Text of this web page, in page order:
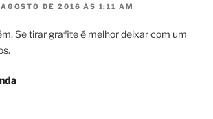
DE 2016 ÀS 1:11 AM
Se tirar grafite é melhor deixar com um